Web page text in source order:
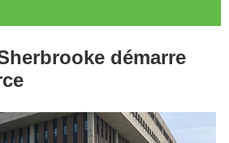
démarre